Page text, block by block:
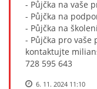
- Půjčka na vaše
- Půjčka na
- Půjčka na
- Půjčka pro vaše
kontaktujte
728 595 643
6. 11. 2024 11:10